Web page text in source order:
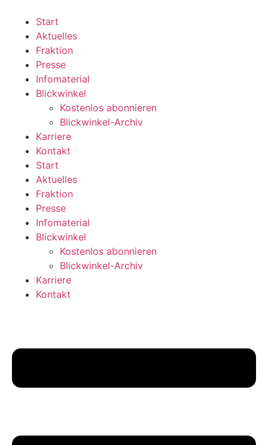
wechseln
Start
Aktuelles
Fraktion
Presse
Infomaterial
Blickwinkel
Kostenlos abonnieren
Blickwinkel-Archiv
Karriere
Kontakt
Start
Aktuelles
Fraktion
Presse
Infomaterial
Blickwinkel
Kostenlos abonnieren
Blickwinkel-Archiv
Karriere
Kontakt